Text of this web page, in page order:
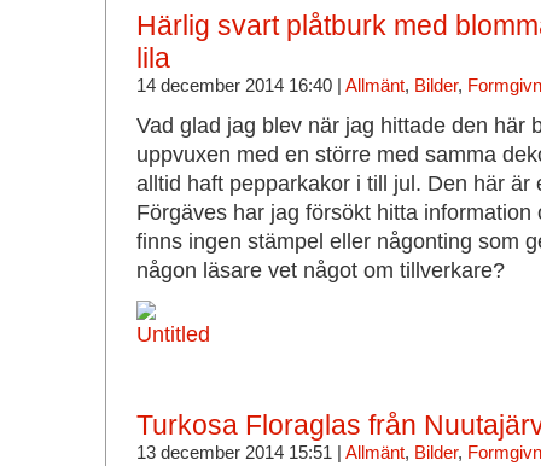
Härlig svart plåtburk med
lila
14 december 2014 16:40 | Allmänt, Bilder,
Vad glad jag blev när jag hittade den här
uppvuxen med en större med samma
alltid haft pepparkakor i till jul. Den här är
Förgäves har jag försökt hitta
finns ingen stämpel eller någonting som
någon läsare vet något om tillverkare?
Turkosa Floraglas från
13 december 2014 15:51 | Allmänt, Bilder,